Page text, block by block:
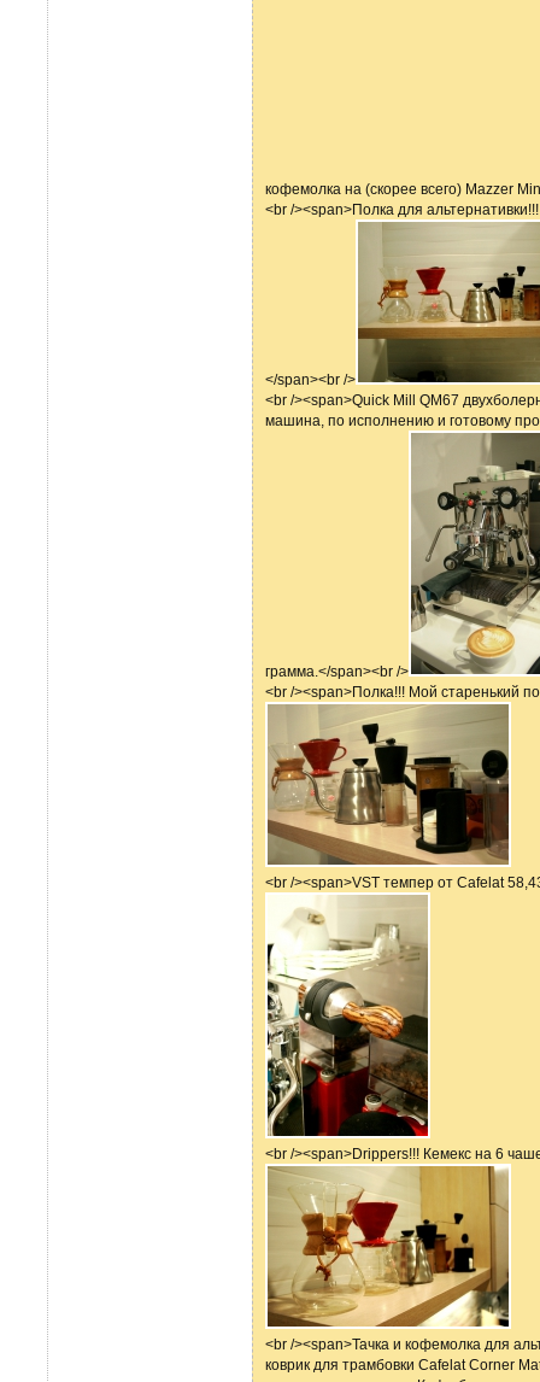
кофемолка на (скорее всего) Mazzer
<br /><span>Полка для
</span> <br />
<br /><span>Quick Mill QM67
машина, по исполнению и готовому
грамма.</span> <br />
<br /><span>Полка!!! Мой старенький
<br /><span>VST темпер от Cafelat
<br /><span>Drippers!!! Кемекс на 6
<br /><span>Тачка и кофемолка для
коврик для трамбовки Cafelat Corner